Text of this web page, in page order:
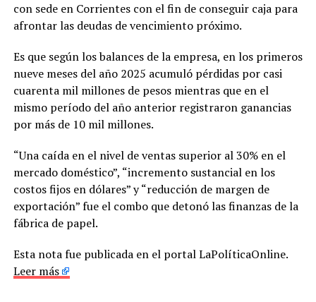
con sede en Corrientes con el fin de conseguir caja para
afrontar las deudas de vencimiento próximo.
Es que según los balances de la empresa, en los primeros
nueve meses del año 2025 acumuló pérdidas por casi
cuarenta mil millones de pesos mientras que en el
mismo período del año anterior registraron ganancias
por más de 10 mil millones.
“Una caída en el nivel de ventas superior al 30% en el
mercado doméstico”, “incremento sustancial en los
costos fijos en dólares” y “reducción de margen de
exportación” fue el combo que detonó las finanzas de la
fábrica de papel.
Esta nota fue publicada en el portal LaPolíticaOnline.
Leer más